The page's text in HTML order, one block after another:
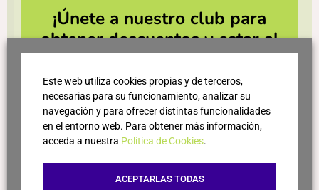
no estarán disponibles durante los próximos días.
Gracias por tu paciencia y sentimos cualquier
Este web utiliza cookies propias y de terceros,
necesarias para su funcionamiento, analizar su
navegación y para ofrecer distintas funcionalidades
en el entorno web. Para obtener más información,
acceda a nuestra Política de Cookies.
ACEPTARLAS TODAS
¡Únete a nuestro club para
obtener descuentos y estar al
día de las últimas novedades!